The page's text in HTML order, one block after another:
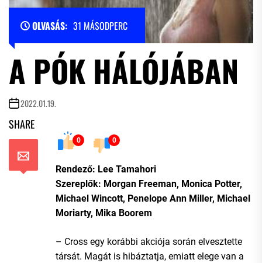
OLVASÁS: 31 MÁSODPERC
A PÓK HÁLÓJÁBAN
2022.01.19.
SHARE
0 0
Rendező: Lee Tamahori
Szereplők: Morgan Freeman, Monica Potter,
Michael Wincott, Penelope Ann Miller, Michael
Moriarty, Mika Boorem
– Cross egy korábbi akciója során elvesztette
társát. Magát is hibáztatja, emiatt elege van a